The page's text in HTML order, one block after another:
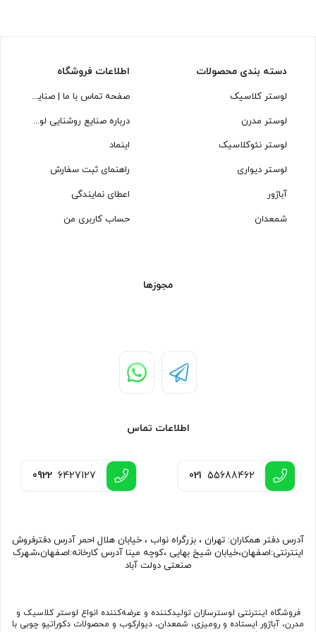
دسته بندی محصولات
لوستر کلاسیک
لوستر مدرن
لوستر نئوکلاسیک
لوستر دیواری
آباژور
شمعدان
اطلاعات فروشگاه
صفحه تماس با ما | صنایع روشنایی لوسترسازان
درباره صنایع روشنایی لوسترسازان
اینماد
راهنمای ثبت سفارش
اعطای نمایندگی
حساب کاربری من
مجوزها
اطلاعات تماس
021 55688462
0922 6427127
آدرس دفتر همکاران: تهران ، بزرگراه نواب ، خیابان هلال احمر آدرس دفترفروش
اینترنتی:اصفهان،خیابان شیخ بهایی ،کوچه مینا آدرس کارخانه:اصفهان،شهرک
صنعتی دولت آباد
فروشگاه اینترنتی لوسترسازان تولیدکننده و عرضه‌کننده انواع لوستر کلاسیک و
مدرن، آباژور ایستاده و رومیزی، شمعدان، دیوارکوب و محصولات دکوراتیو چوبی با